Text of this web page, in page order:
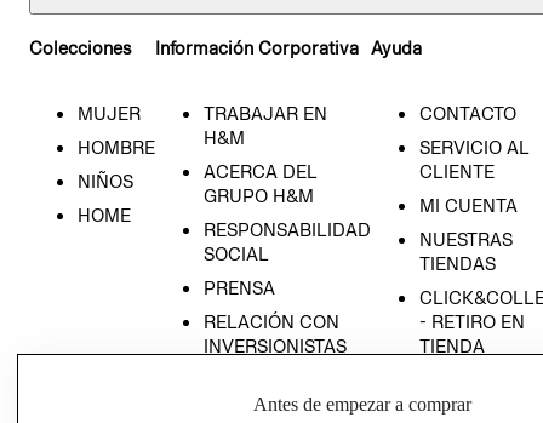
Colecciones
MUJER
HOMBRE
NIÑOS
HOME
Información Corporativa
TRABAJAR EN
H&M
ACERCA DEL
GRUPO H&M
RESPONSABILIDAD
SOCIAL
PRENSA
RELACIÓN CON
INVERSIONISTAS
EMPRESARIAL
Ayuda
CONTACTO
SERVICIO AL
CLIENTE
MI CUENTA
NUESTRAS
TIENDAS
- RETIRO EN
TIENDA
CONDICIONES
Antes de empezar a comprar